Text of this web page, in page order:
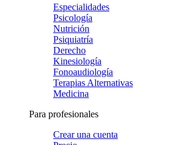
Especialidades
Psicología
Nutrición
Psiquiatría
Derecho
Kinesiología
Fonoaudiología
Terapias Alternativas
Medicina
Para profesionales
Crear una cuenta